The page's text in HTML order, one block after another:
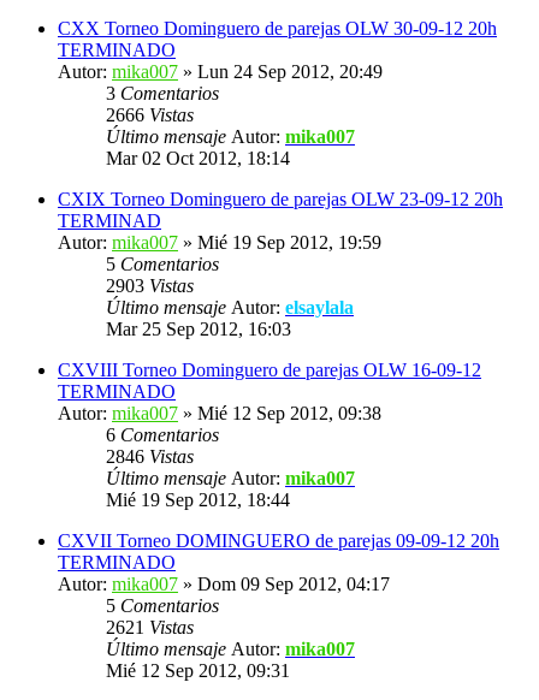
CXX Torneo Dominguero de parejas OLW 30-09-12 20h
TERMINADO
Autor: mika007 » Lun 24 Sep 2012, 20:49
3 Comentarios
2666 Vistas
Último mensaje Autor: mika007
Mar 02 Oct 2012, 18:14
CXIX Torneo Dominguero de parejas OLW 23-09-12 20h
TERMINAD
Autor: mika007 » Mié 19 Sep 2012, 19:59
5 Comentarios
2903 Vistas
Último mensaje Autor: elsaylala
Mar 25 Sep 2012, 16:03
CXVIII Torneo Dominguero de parejas OLW 16-09-12
TERMINADO
Autor: mika007 » Mié 12 Sep 2012, 09:38
6 Comentarios
2846 Vistas
Último mensaje Autor: mika007
Mié 19 Sep 2012, 18:44
CXVII Torneo DOMINGUERO de parejas 09-09-12 20h
TERMINADO
Autor: mika007 » Dom 09 Sep 2012, 04:17
5 Comentarios
2621 Vistas
Último mensaje Autor: mika007
Mié 12 Sep 2012, 09:31